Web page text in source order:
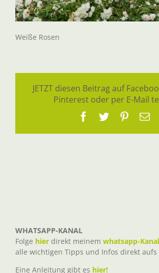
Weiße Rosen
JETZT diesen Beitrag auf
Pinterest oder per E-Mail
Facebook
Twitter
E-
WHATSAPP-KANAL
Folge hier direkt meinem whatsapp-Kanal
alle wichtigen Tipps und Infos direkt aufs
Eine Anleitung gibt es hier!